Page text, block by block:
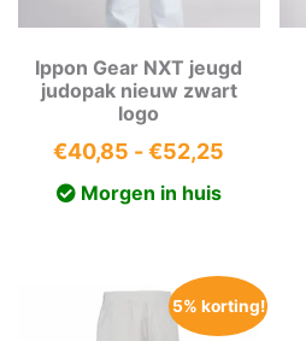
Ippon Gear NXT jeugd
judopak nieuw zwart
logo
€40,85 - €52,25
Morgen in huis
5% korting!